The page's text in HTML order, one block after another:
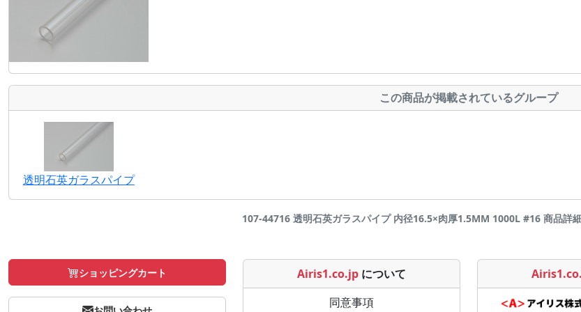
この商品が掲載されているグループ
透明石英ガラスパイプ
107-44716 透明石英ガラスパイプ 内径16.5×肉厚1.5MM 1000L #16 商品
ショッピングカート Airis1.co.jp について
同意事項